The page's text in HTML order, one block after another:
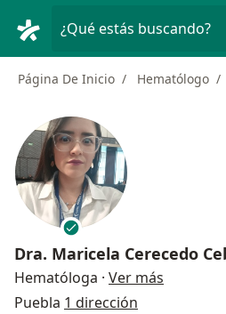
¿Qué estás buscando?
Página De Inicio Hematólogo
Dra. Maricela Cerecedo
Hematóloga · Ver más
Puebla 1 dirección